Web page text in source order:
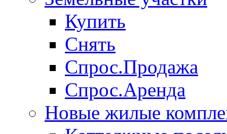
Купить
Снять
Спрос.Продажа
Спрос.Аренда
Новые жилые